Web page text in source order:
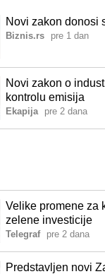
Novi zakon donosi
Biznis.rs pre 1 dan
Novi zakon o
kontrolu emisija
Ekapija pre 2 dana
Velike promene za
zelene investicije
Telegraf pre 2 dana
Predstavljen novi